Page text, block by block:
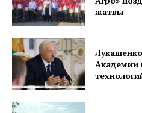
Редакция "ДВ"
жатвы
Академии